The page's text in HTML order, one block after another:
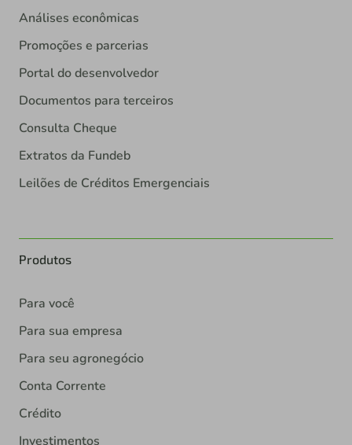
Análises econômicas
Promoções e parcerias
Portal do desenvolvedor
Documentos para terceiros
Consulta Cheque
Extratos da Fundeb
Leilões de Créditos Emergenciais
Produtos
Para você
Para sua empresa
Para seu agronegócio
Conta Corrente
Crédito
Investimentos